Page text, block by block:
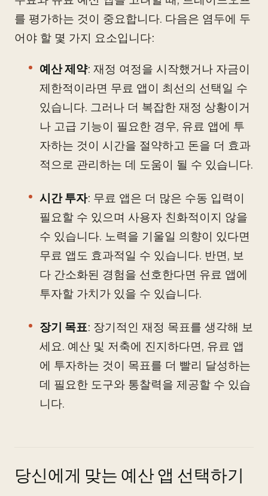
를 평가하는 것이 중요합니다. 다음은 염두에 두
어야 할 몇 가지 요소입니다:
예산 제약: 재정 여정을 시작했거나 자금이
제한적이라면 무료 앱이 최선의 선택일 수
있습니다. 그러나 더 복잡한 재정 상황이거
나 고급 기능이 필요한 경우, 유료 앱에 투
자하는 것이 시간을 절약하고 돈을 더 효과
적으로 관리하는 데 도움이 될 수 있습니다.
시간 투자: 무료 앱은 더 많은 수동 입력이
필요할 수 있으며 사용자 친화적이지 않을
수 있습니다. 노력을 기울일 의향이 있다면
무료 앱도 효과적일 수 있습니다. 반면, 보
다 간소화된 경험을 선호한다면 유료 앱에
투자할 가치가 있을 수 있습니다.
장기 목표: 장기적인 재정 목표를 생각해 보
세요. 예산 및 저축에 진지하다면, 유료 앱
에 투자하는 것이 목표를 더 빨리 달성하는
데 필요한 도구와 통찰력을 제공할 수 있습
니다.
당신에게 맞는 예산 앱 선택하기